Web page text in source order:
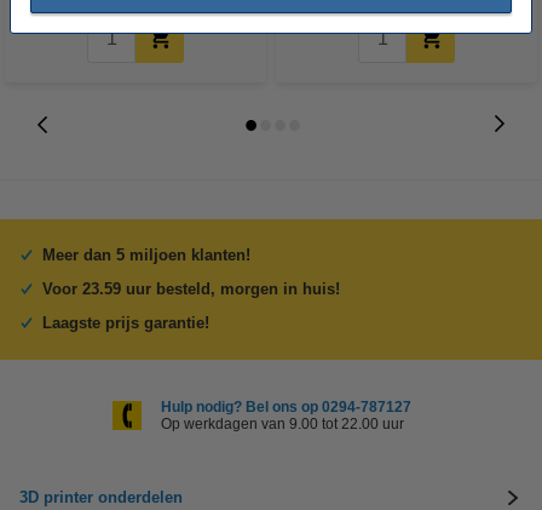
Meer dan 5 miljoen klanten!
Voor 23.59 uur besteld, morgen in huis!
Laagste prijs garantie!
Hulp nodig? Bel ons op 0294-787127
Op werkdagen van 9.00 tot 22.00 uur
3D printer onderdelen